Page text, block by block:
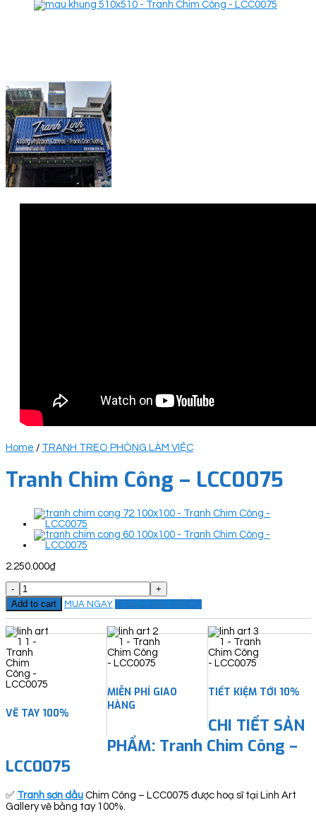
Home / TRANH TREO PHÒNG LÀM VIỆC
Tranh Chim Công – LCC0075
2.250.000₫
Tranh
Chim
Công
-
LCC0075
quantity
Add to cart MUA NGAY ĐẶT THEO YÊU CẦU
VẼ TAY 100%
MIỄN PHÍ GIAO
HÀNG
TIẾT KIỆM TỚI 10%
CHI TIẾT SẢN
PHẨM: Tranh Chim Công –
LCC0075
✅ Tranh sơn dầu Chim Công – LCC0075 được hoạ sĩ tại Linh Art
Gallery vẽ bằng tay 100%.